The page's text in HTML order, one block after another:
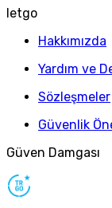
letgo
Hakkımızda
Yardım ve
Sözleşmeler
Güvenlik
Güven Damgası